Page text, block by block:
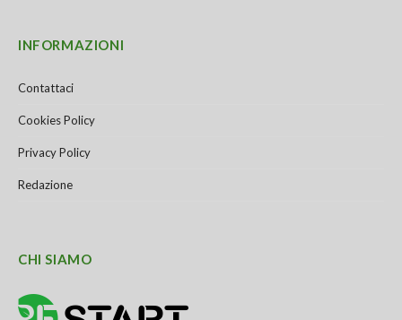
INFORMAZIONI
Contattaci
Cookies Policy
Privacy Policy
Redazione
CHI SIAMO